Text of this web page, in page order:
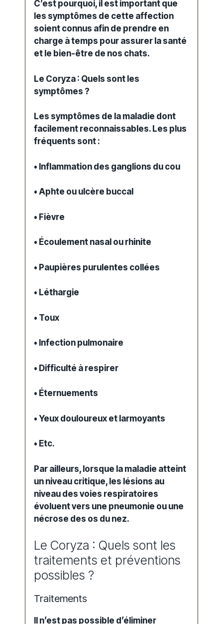
C’est pourquoi, il est important que
les symptômes de cette affection
soient connus afin de prendre en
charge à temps pour assurer la santé
et le bien-être de nos chats.
Le Coryza : Quels sont les
symptômes ?
Les symptômes de la maladie dont
facilement reconnaissables. Les plus
fréquents sont :
• Inflammation des ganglions du cou
• Aphte ou ulcère buccal
• Fièvre
• Écoulement nasal ou rhinite
• Paupières purulentes collées
• Léthargie
• Toux
• Infection pulmonaire
• Difficulté à respirer
• Éternuements
• Yeux douloureux et larmoyants
• Etc.
Par ailleurs, lorsque la maladie atteint
un niveau critique, les lésions au
niveau des voies respiratoires
évoluent vers une pneumonie ou une
nécrose des os du nez.
Le Coryza : Quels sont les
traitements et préventions
possibles ?
Traitements
Il n’est pas possible d’éliminer